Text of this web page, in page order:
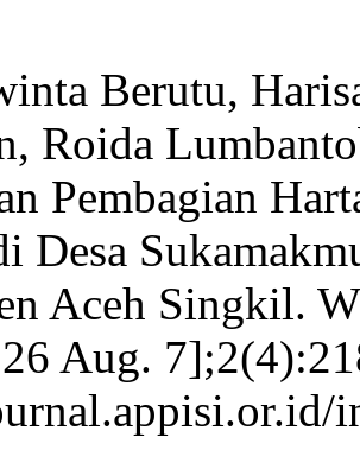
Berutu,
Roida
Pembagian
Desa
Aceh Singkil.
Aug.